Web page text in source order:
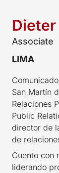
Associate
LIMA
San Martín
Relaciones
Public
director de
de
Cuento con
liderando